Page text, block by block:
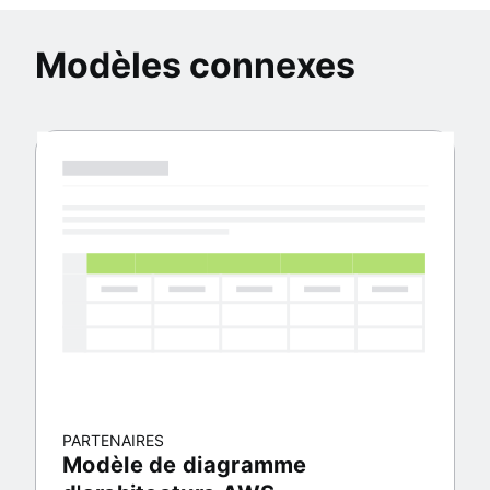
Modèles connexes
PARTENAIRES
Modèle de diagramme